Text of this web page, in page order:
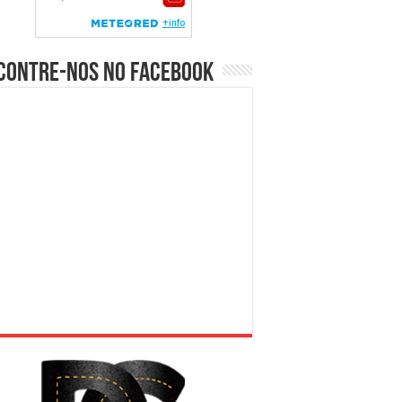
nos no Facebook